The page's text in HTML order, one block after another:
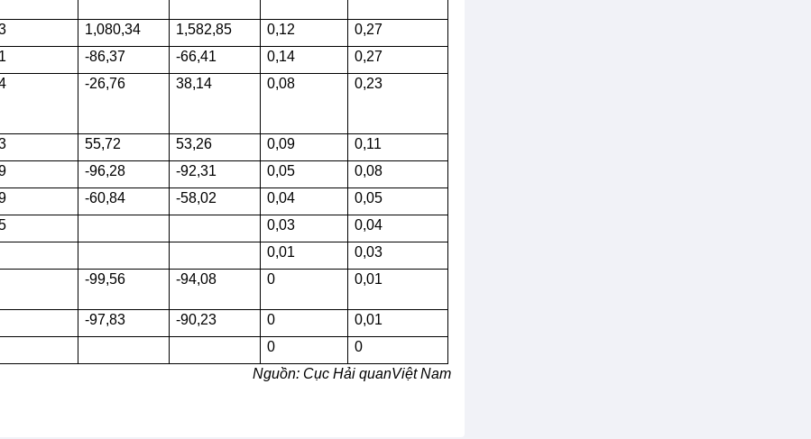
1,080,34 1,582,85 0,12
0,27
-86,37 -66,41 0,14
0,27
-26,76 38,14 0,08 0,23
55,72 53,26 0,09
0,11
-96,28 -92,31 0,05
0,08
-60,84 -58,02 0,04
0,05
0,03
0,04
0,01
0,03
-99,56 -94,08 0 0,01
-97,83 -90,23 0
0,01
0
0
Nguồn: Cục Hải quanViệt Nam